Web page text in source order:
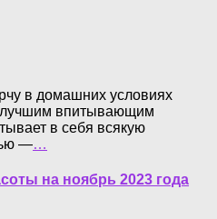
в домашних условиях
впитывающим
в себя всякую
—…
на ноябрь 2023 года